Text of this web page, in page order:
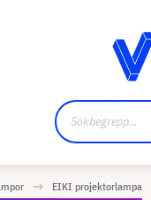
EIKI projektorlampa